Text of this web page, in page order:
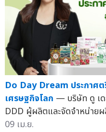
Do Day Dream ประกาศต
เศรษฐกิจโลก — บริษัท ดู เ
DDD ผู้ผลิตและจัดจำหน่า
09 เม.ย.